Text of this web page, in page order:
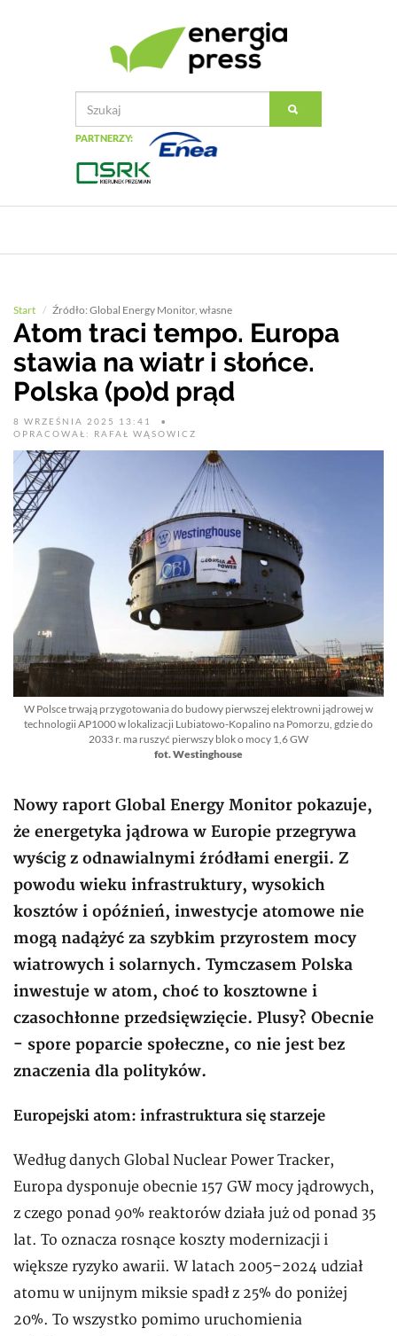
PARTNERZY:
Start Źródło: Global Energy Monitor, własne
Atom traci tempo. Europa
stawia na wiatr i słońce.
Polska (po)d prąd
8 WRZEŚNIA 2025 13:41
OPRACOWAŁ: RAFAŁ WĄSOWICZ
W Polsce trwają przygotowania do budowy pierwszej elektrowni jądrowej w
technologii AP1000 w lokalizacji Lubiatowo-Kopalino na Pomorzu, gdzie do
2033 r. ma ruszyć pierwszy blok o mocy 1,6 GW
fot. Westinghouse
Nowy raport Global Energy Monitor pokazuje,
że energetyka jądrowa w Europie przegrywa
wyścig z odnawialnymi źródłami energii. Z
powodu wieku infrastruktury, wysokich
kosztów i opóźnień, inwestycje atomowe nie
mogą nadążyć za szybkim przyrostem mocy
wiatrowych i solarnych. Tymczasem Polska
inwestuje w atom, choć to kosztowne i
czasochłonne przedsięwzięcie. Plusy? Obecnie
- spore poparcie społeczne, co nie jest bez
znaczenia dla polityków.
Europejski atom: infrastruktura się starzeje
Według danych Global Nuclear Power Tracker,
Europa dysponuje obecnie 157 GW mocy jądrowych,
z czego ponad 90% reaktorów działa już od ponad 35
lat. To oznacza rosnące koszty modernizacji i
większe ryzyko awarii. W latach 2005–2024 udział
atomu w unijnym miksie spadł z 25% do poniżej
20%. To wszystko pomimo uruchomienia